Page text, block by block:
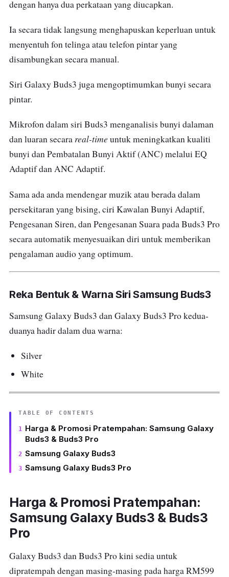
dengan hanya dua perkataan yang diucapkan.
Ia secara tidak langsung menghapuskan keperluan untuk
menyentuh fon telinga atau telefon pintar yang
disambungkan secara manual.
Siri Galaxy Buds3 juga mengoptimumkan bunyi secara
pintar.
Mikrofon dalam siri Buds3 menganalisis bunyi dalaman
dan luaran secara real-time untuk meningkatkan kualiti
bunyi dan Pembatalan Bunyi Aktif (ANC) melalui EQ
Adaptif dan ANC Adaptif.
Sama ada anda mendengar muzik atau berada dalam
persekitaran yang bising, ciri Kawalan Bunyi Adaptif,
Pengesanan Siren, dan Pengesanan Suara pada Buds3 Pro
secara automatik menyesuaikan diri untuk memberikan
pengalaman audio yang optimum.
Reka Bentuk & Warna Siri Samsung Buds3
Samsung Galaxy Buds3 dan Galaxy Buds3 Pro kedua-
duanya hadir dalam dua warna:
Silver
White
TABLE OF CONTENTS
Harga & Promosi Pratempahan: Samsung Galaxy
Buds3 & Buds3 Pro
Samsung Galaxy Buds3
Samsung Galaxy Buds3 Pro
Harga & Promosi Pratempahan:
Samsung Galaxy Buds3 & Buds3
Pro
Galaxy Buds3 dan Buds3 Pro kini sedia untuk
dipratempah dengan masing-masing pada harga RM599